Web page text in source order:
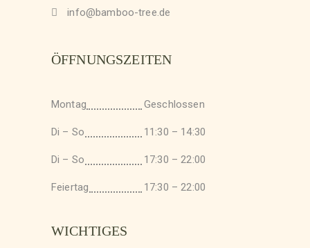
info@bamboo-tree.de
ÖFFNUNGSZEITEN
Montag Geschlossen
Di – So 11:30 – 14:30
Di – So 17:30 – 22:00
Feiertag 17:30 – 22:00
WICHTIGES